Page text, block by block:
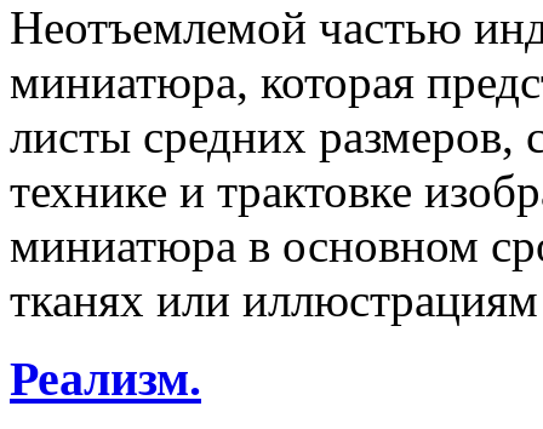
Неотъемлемой частью
миниатюра, которая
листы средних
технике и трактовке
миниатюра в основном
тканях или
Реализм.